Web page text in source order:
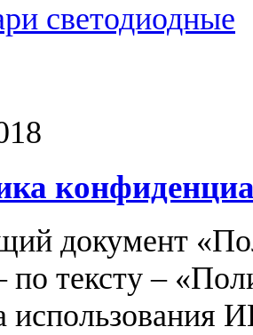
светодиодные
документ
по тексту –
использования